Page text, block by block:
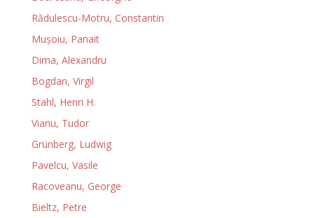
Rădulescu-Motru, Constantin
Muşoiu, Panait
Dima, Alexandru
Bogdan, Virgil
Stahl, Henri H.
Vianu, Tudor
Grünberg, Ludwig
Pavelcu, Vasile
Racoveanu, George
Bieltz, Petre